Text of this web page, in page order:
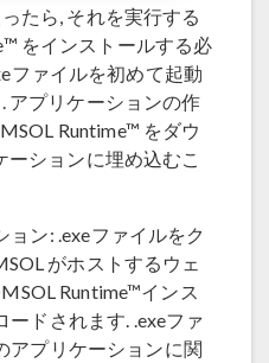
たら, それを実行する
をインストールする必
ファイルを初めて起動
アプリケーションの作
Runtime™ をダウ
ーションに埋め込むこ
ョン: .exeファイルをク
がホストするウェ
Runtime™インス
ードされます. .exeファ
アプリケーションに関